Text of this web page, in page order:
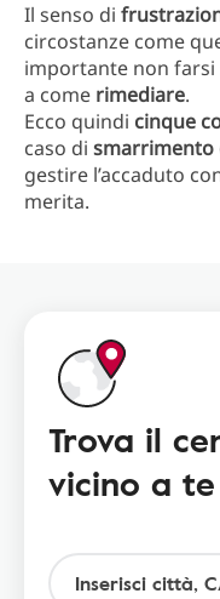
Il senso di
circostanze come
importante non
a come rimediare.
Ecco quindi cinque
caso di smarrimento
gestire l’accaduto
merita.
Trova il
vicino a te